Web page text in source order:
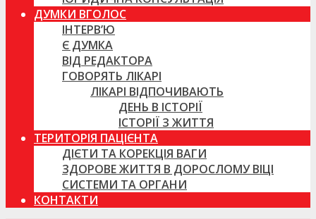
ДУМКИ ВГОЛОС
ІНТЕРВ’Ю
Є ДУМКА
ВІД РЕДАКТОРА
ГОВОРЯТЬ ЛІКАРІ
ЛІКАРІ ВІДПОЧИВАЮТЬ
ДЕНЬ В ІСТОРІЇ
ІСТОРІЇ З ЖИТТЯ
ТЕРИТОРІЯ ПАЦІЄНТА
ДІЄТИ ТА КОРЕКЦІЯ ВАГИ
ЗДОРОВЕ ЖИТТЯ В ДОРОСЛОМУ ВІЦІ
СИСТЕМИ ТА ОРГАНИ
КОНТАКТИ